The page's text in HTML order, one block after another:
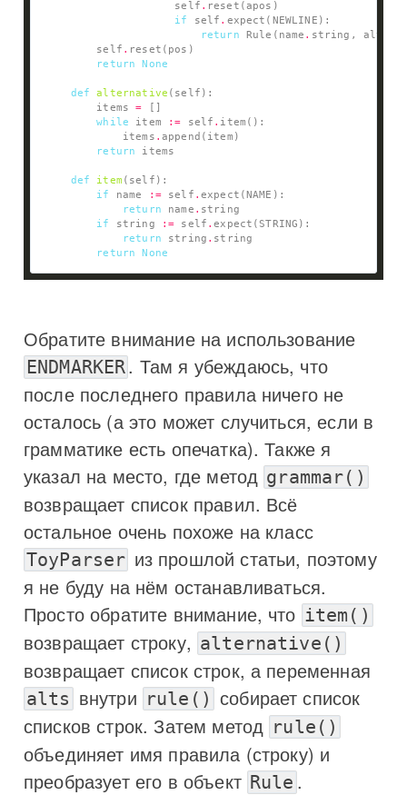
                    self
.
if
self .
return Rule(name .
        self
.
return
None
def alternative
        items
=
while item := self .
            items
.
return
def item
if
name := self .
return name .
if
string := self .
return string .
return
None
Обратите внимание на использование
ENDMARKER. Там я убеждаюсь, что
после последнего правила ничего не
осталось (а это может случиться, если в
грамматике есть опечатка). Также я
указал на место, где метод grammar()
возвращает список правил. Всё
остальное очень похоже на класс
ToyParser из прошлой статьи, поэтому
я не буду на нём останавливаться.
Просто обратите внимание, что item()
возвращает строку, alternative()
возвращает список строк, а переменная
alts внутри rule() собирает список
списков строк. Затем метод rule()
объединяет имя правила (строку) и
преобразует его в объект Rule .